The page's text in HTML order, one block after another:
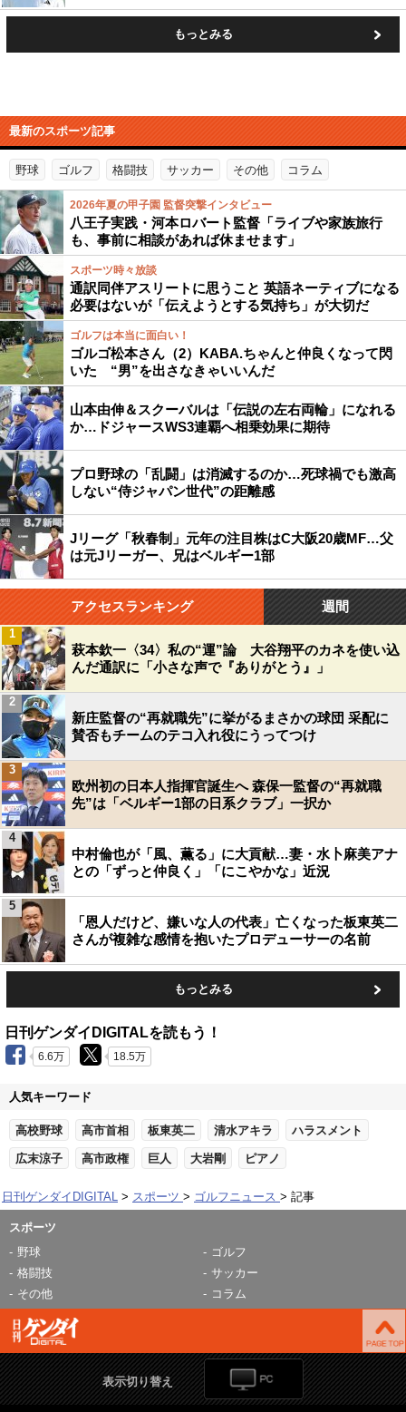
もっとみる
最新のスポーツ記事
野球 ゴルフ 格闘技 サッカー その他 コラム
2026年夏の甲子園 監督突撃インタビュー
八王子実践・河本ロバート監督「ライブや家族旅行
も、事前に相談があれば休ませます」
スポーツ時々放談
通訳同伴アスリートに思うこと 英語ネーティブになる
必要はないが「伝えようとする気持ち」が大切だ
ゴルフは本当に面白い！
ゴルゴ松本さん（2）KABA.ちゃんと仲良くなって閃
いた “男”を出さなきゃいいんだ
山本由伸＆スクーバルは「伝説の左右両輪」になれる
か…ドジャースWS3連覇へ相乗効果に期待
プロ野球の「乱闘」は消滅するのか…死球禍でも激高
しない“侍ジャパン世代”の距離感
Jリーグ「秋春制」元年の注目株はC大阪20歳MF…父
は元Jリーガー、兄はベルギー1部
アクセスランキング 週間
萩本欽一〈34〉私の“運”論 大谷翔平のカネを使い込
んだ通訳に「小さな声で『ありがとう』」
1
新庄監督の“再就職先”に挙がるまさかの球団 采配に
賛否もチームのテコ入れ役にうってつけ
2
欧州初の日本人指揮官誕生へ 森保一監督の“再就職
先”は「ベルギー1部の日系クラブ」一択か
3
中村倫也が「風、薫る」に大貢献…妻・水卜麻美アナ
との「ずっと仲良く」「にこやかな」近況
4
「恩人だけど、嫌いな人の代表」亡くなった板東英二
さんが複雑な感情を抱いたプロデューサーの名前
5
もっとみる
日刊ゲンダイDIGITALを読もう！
6.6万 18.5万
人気キーワード
高校野球 高市首相 板東英二 清水アキラ ハラスメント
広末涼子 高市政権 巨人 大岩剛 ピアノ
日刊ゲンダイDIGITAL スポーツ ゴルフニュース 記事
スポーツ
野球
ゴルフ
格闘技
サッカー
その他
コラム
表示切り替え